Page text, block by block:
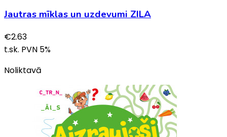
Jautras mīklas un uzdevumi ZILA
€2.63
t.sk. PVN 5%
Noliktavā